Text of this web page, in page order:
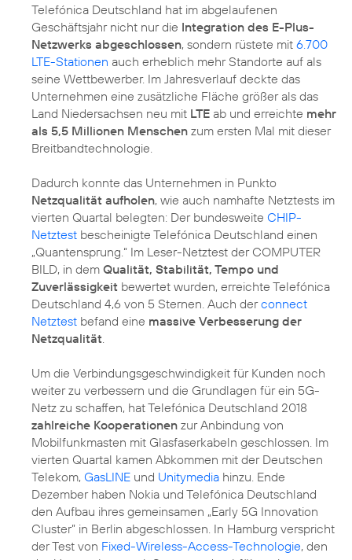
Telefónica Deutschland hat im abgelaufenen
Geschäftsjahr nicht nur die Integration des E-Plus-
Netzwerks abgeschlossen, sondern rüstete mit 6.700
LTE-Stationen auch erheblich mehr Standorte auf als
seine Wettbewerber. Im Jahresverlauf deckte das
Unternehmen eine zusätzliche Fläche größer als das
Land Niedersachsen neu mit LTE ab und erreichte mehr
als 5,5 Millionen Menschen zum ersten Mal mit dieser
Breitbandtechnologie.
Dadurch konnte das Unternehmen in Punkto
Netzqualität aufholen, wie auch namhafte Netztests im
vierten Quartal belegten: Der bundesweite CHIP-
Netztest bescheinigte Telefónica Deutschland einen
„Quantensprung.“ Im Leser-Netztest der COMPUTER
BILD, in dem Qualität, Stabilität, Tempo und
Zuverlässigkeit bewertet wurden, erreichte Telefónica
Deutschland 4,6 von 5 Sternen. Auch derconnect
Netztest befand eine massive Verbesserung der
Netzqualität.
Um die Verbindungsgeschwindigkeit für Kunden noch
weiter zu verbessern und die Grundlagen für ein 5G-
Netz zu schaffen, hat Telefónica Deutschland 2018
zahlreiche Kooperationen zur Anbindung von
Mobilfunkmasten mit Glasfaserkabeln geschlossen. Im
vierten Quartal kamen Abkommen mit der Deutschen
Telekom, GasLINE und Unitymedia hinzu. Ende
Dezember haben Nokia und Telefónica Deutschland
den Aufbau ihres gemeinsamen „Early 5G Innovation
Cluster” in Berlin abgeschlossen. In Hamburg verspricht
der Test von Fixed-Wireless-Access-Technologie, den